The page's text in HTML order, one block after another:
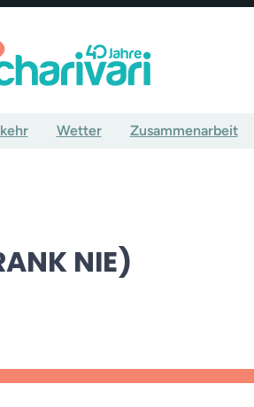
Wetter Zusammenarbeit
NIE)